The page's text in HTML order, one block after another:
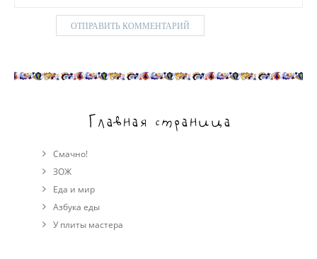
Главная страница
Смачно!
ЗОЖ
Еда и мир
Азбука еды
У плиты мастера